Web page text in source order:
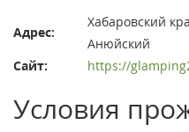
Адрес:
Хабаровский
Анюйский
Сайт:
https://
Условия